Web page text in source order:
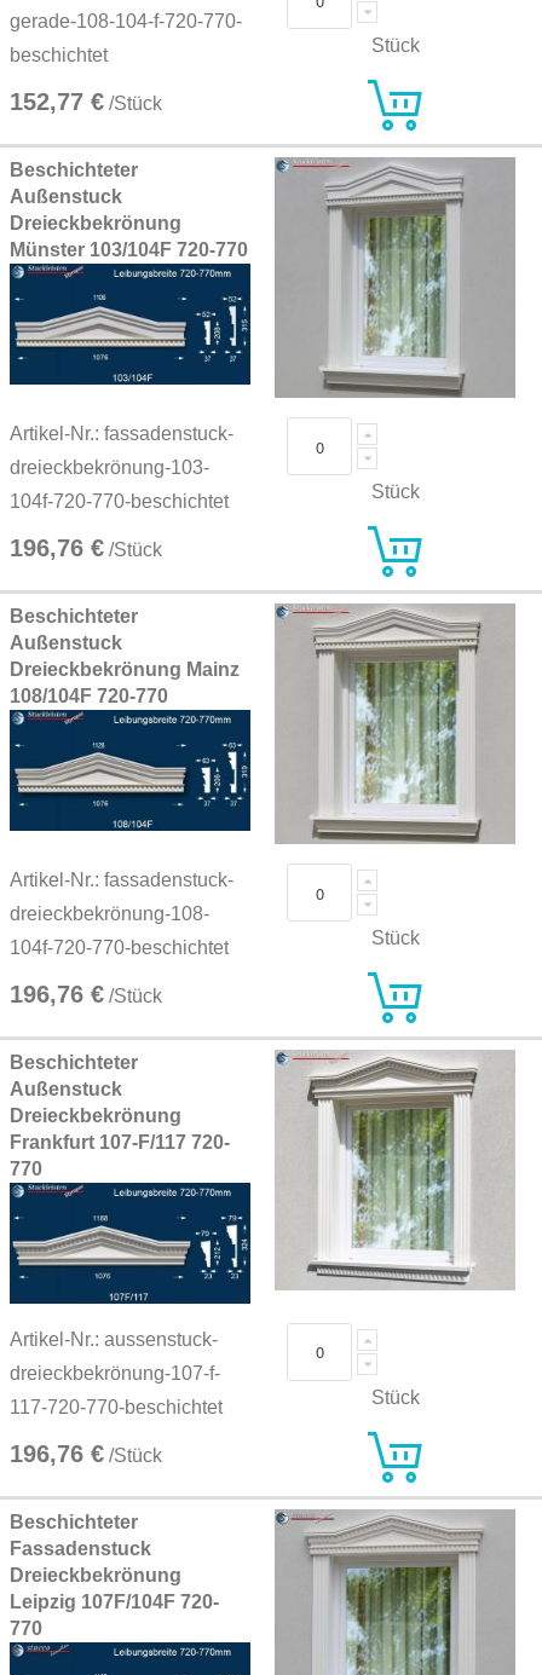
gerade-108-104-f-720-770-
beschichtet
152,77 € /Stück
Stück
Beschichteter
Außenstuck
Dreieckbekrönung
Münster 103/104F 720-770
Artikel-Nr.: fassadenstuck-
dreieckbekrönung-103-
104f-720-770-beschichtet
196,76 € /Stück
Stück
Beschichteter
Außenstuck
Dreieckbekrönung Mainz
108/104F 720-770
Artikel-Nr.: fassadenstuck-
dreieckbekrönung-108-
104f-720-770-beschichtet
196,76 € /Stück
Stück
Beschichteter
Außenstuck
Dreieckbekrönung
Frankfurt 107-F/117 720-
770
Artikel-Nr.: aussenstuck-
dreieckbekrönung-107-f-
117-720-770-beschichtet
196,76 € /Stück
Stück
Beschichteter
Fassadenstuck
Dreieckbekrönung
Leipzig 107F/104F 720-
770